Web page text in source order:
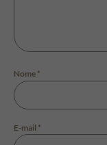
Nome *
E-mail *